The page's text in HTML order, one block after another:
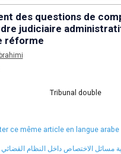
des questions de
judiciaire
réforme
ce même article en langue
رقم 09 : تسوية مسائل الاختصاص داخل النظام